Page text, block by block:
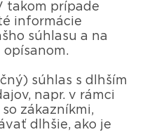
takom prípade
informácie
súhlasu a na
opísanom.
súhlas s dlhším
napr. v rámci
zákazníkmi,
dlhšie, ako je